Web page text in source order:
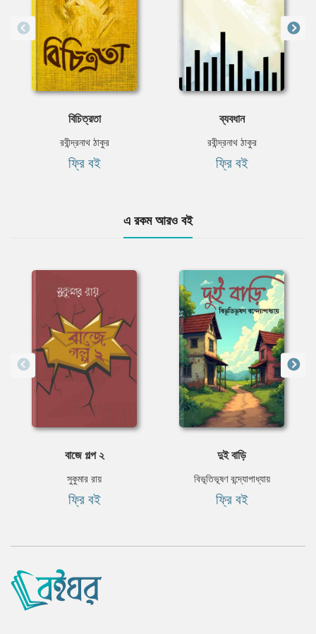
বিচিত্রতা
রবীন্দ্রনাথ ঠাকুর
ফ্রি বই
ব্যবধান
রবীন্দ্রনাথ ঠাকুর
ফ্রি বই
এ রকম আরও বই
বাজে গল্প ২
সুকুমার রায়
ফ্রি বই
দুই বাড়ি
বিভূতিভূষণ বন্দ্যোপাধ্যায়
ফ্রি বই